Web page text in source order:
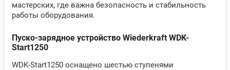
мастерских, где важна безопасность и стабильность
работы оборудования.
Пуско-зарядное устройство Wiederkraft WDK-
Start1250
WDK-Start1250 оснащено шестью ступенями